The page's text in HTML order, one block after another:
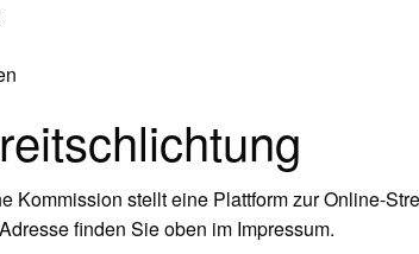
Kommission stellt eine Plattform zur Online-
finden Sie oben im Impressum.